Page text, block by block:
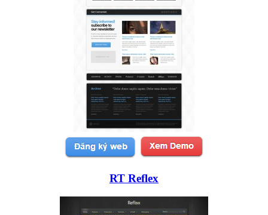
RT Reflex